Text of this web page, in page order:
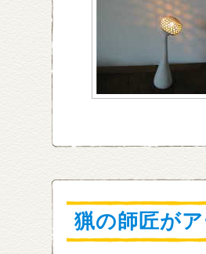
猟の師匠が